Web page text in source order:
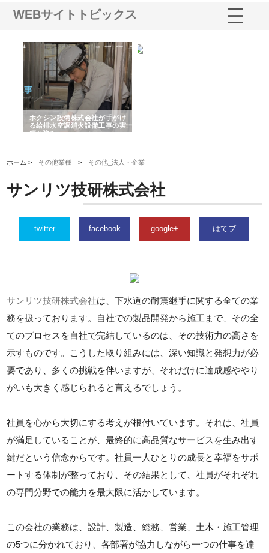
WEBサイトトピックス
ホクシン設備株式会社が手がけ
る給排水空調消火設備工事の実
績と強み
ホーム > その他業種 > その他_法人・企業
サンリツ技研株式会社
twitter facebook google+ はてブ
サンリツ技研株式会社は、下水道の耐震継手に関する全ての業
務を扱っております。自社での製品開発から施工まで、その全
てのプロセスを自社で完結しているのは、その技術力の高さを
示すものです。こうした取り組みには、深い知識と発想力が必
要であり、多くの挑戦を伴いますが、それだけに達成感ややり
がいも大きく感じられると言えるでしょう。
社員を心から大切にする考えが根付いています。それは、社員
が満足していることが、最終的に高品質なサービスを生み出す
鍵だという信念からです。社員一人ひとりの成長と幸福をサポ
ートする体制が整っており、その結果として、社員がそれぞれ
の専門分野での能力を最大限に活かしています。
この会社の業務は、設計、製造、総務、営業、土木・施工管理
の5つに分かれており、各部署が協力しながら一つの仕事を達